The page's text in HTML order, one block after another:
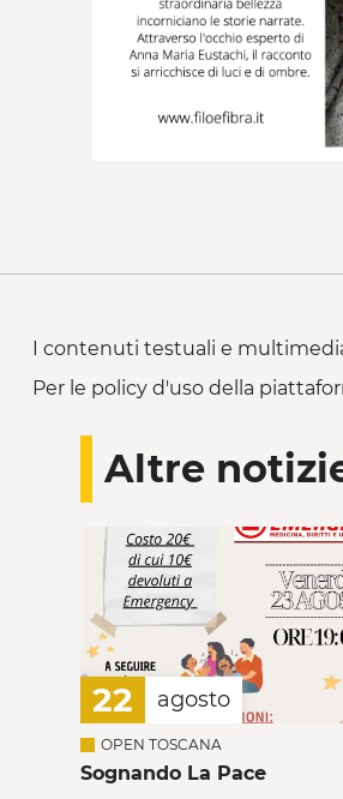
I contenuti testuali e
Per le policy d'uso della
Altre
22 agosto
OPEN TOSCANA
Sognando La Pace